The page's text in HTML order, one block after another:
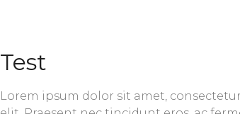
Test
Lorem ipsum dolor sit amet,